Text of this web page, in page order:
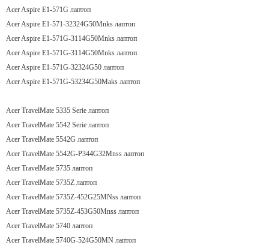
Acer Aspire E1-571G лаптоп
Acer Aspire E1-571-32324G50Mnks лаптоп
Acer Aspire E1-571G-3114G50Mnks лаптоп
Acer Aspire E1-571G-3114G50Mnks лаптоп
Acer Aspire E1-571G-32324G50 лаптоп
Acer Aspire E1-571G-53234G50Maks лаптоп
Acer TravelMate 5335 Serie лаптоп
Acer TravelMate 5542 Serie лаптоп
Acer TravelMate 5542G лаптоп
Acer TravelMate 5542G-P344G32Mnss лаптоп
Acer TravelMate 5735 лаптоп
Acer TravelMate 5735Z лаптоп
Acer TravelMate 5735Z-452G25MNss лаптоп
Acer TravelMate 5735Z-453G50Mnss лаптоп
Acer TravelMate 5740 лаптоп
Acer TravelMate 5740G-524G50MN лаптоп